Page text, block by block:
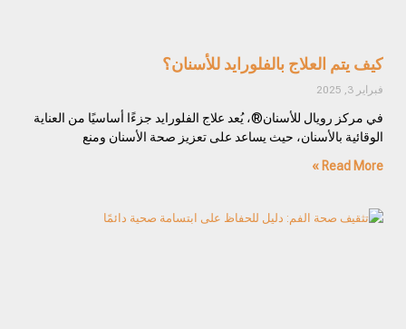
كيف يتم العلاج بالفلورايد للأسنان؟
فبراير 3, 2025
في مركز رويال للأسنان®، يُعد علاج الفلورايد جزءًا أساسيًا من العناية
الوقائية بالأسنان، حيث يساعد على تعزيز صحة الأسنان ومنع
Read More »